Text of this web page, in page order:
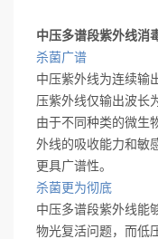
中压多谱段紫外线消
杀菌广谱
中压紫外线为连续输
压紫外线仅输出波长
由于不同种类的微生
外线的吸收能力和敏
更具广谱性。
杀菌更为彻底
中压多谱段紫外线能
物光复活问题，而低